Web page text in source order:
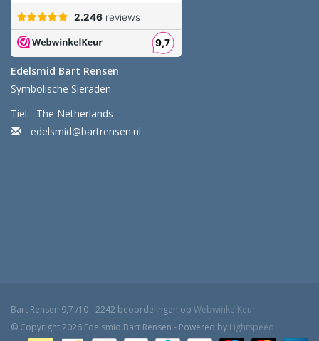
Edelsmid Bart Rensen
Symbolische Sieraden
Tiel - The Netherlands
edelsmid@bartrensen.nl
Bart Rensen 9,7 /10-2242 beoordelingen op WebwinkelKeur
© Copyright 2026 Edelsmid Bart Rensen - Powered by Lightspeed